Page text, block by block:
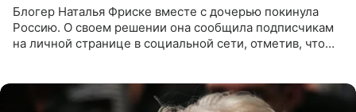
Блогер Наталья Фриске вместе с дочерью покинула
Россию. О своем решении она сообщила подписчикам
на личной странице в социальной сети, отметив, что